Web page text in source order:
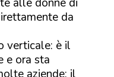
da
verticale: è il
e ora sta